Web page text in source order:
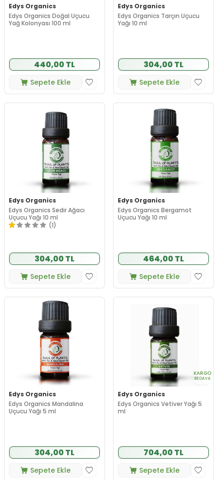
Edys Organics
Edys Organics Doğal Uçucu
Yağ Kolonyası 100 ml
440,00 TL
Sepete Ekle
Edys Organics
Edys Organics Tarçın Uçucu
Yağı 10 ml
304,00 TL
Sepete Ekle
Edys Organics
Edys Organics Sedir Ağacı
Uçucu Yağı 10 ml
(1)
304,00 TL
Sepete Ekle
Edys Organics
Edys Organics Bergamot
Uçucu Yağı 10 ml
464,00 TL
Sepete Ekle
Edys Organics
Edys Organics Mandalina
Uçucu Yağı 5 ml
304,00 TL
Sepete Ekle
KARGO
BEDAVA
Edys Organics
Edys Organics Vetiver Yağı 5
ml
704,00 TL
Sepete Ekle